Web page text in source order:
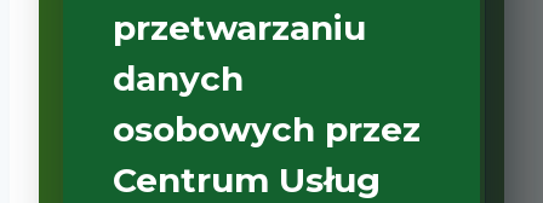
przetwarzaniu
danych
osobowych przez
Centrum Usług